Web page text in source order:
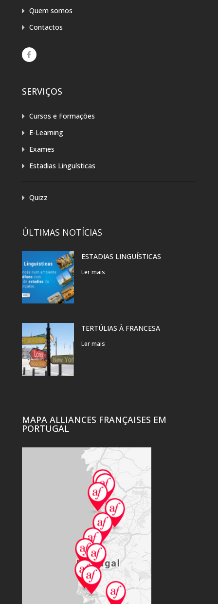
Quem somos
Contactos
SERVIÇOS
Cursos e Formações
E-Learning
Exames
Estadias Linguísticas
Quizz
ÚLTIMAS NOTÍCIAS
ESTADIAS LINGUÍSTICAS
Ler mais
TERTÚLIAS À FRANCESA
Ler mais
MAPA ALLIANCES FRANÇAISES EM
PORTUGAL